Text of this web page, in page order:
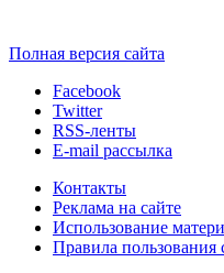
Полная версия сайта
Facebook
Twitter
RSS-ленты
E-mail рассылка
Контакты
Реклама на сайте
Использование
Правила пользования